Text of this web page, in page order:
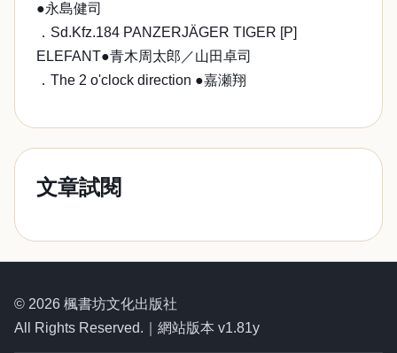
●永島健司
．Sd.Kfz.184 PANZERJÄGER TIGER [P]
ELEFANT●青木周太郎／山田卓司
．The 2 o'clock direction ●嘉瀬翔
文章試閱
© 2026 楓書坊文化出版社
All Rights Reserved.｜網站版本 v1.81y